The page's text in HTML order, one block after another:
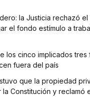
la Justicia rechazó
el fondo estímulo a
los cinco implicados
fuera del país
que la propiedad
Constitución y reclamó